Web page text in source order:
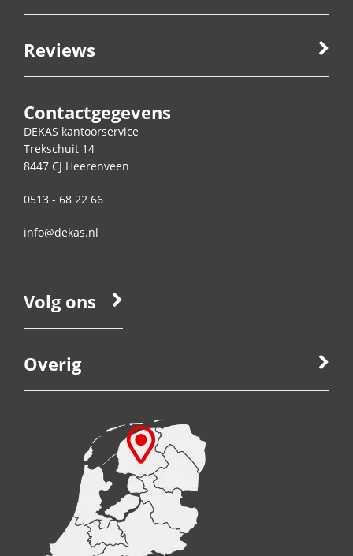
Reviews
Contactgegevens
DEKAS kantoorservice
Trekschuit 14
8447 CJ Heerenveen
0513 - 68 22 66
info@dekas.nl
Volg ons
Overig